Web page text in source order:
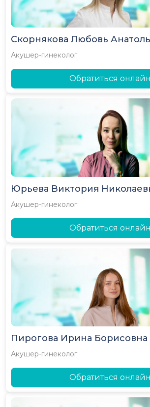
Скорнякова Любовь
Акушер-гинеколог
Обратиться онлайн
Юрьева Виктория
Акушер-гинеколог
Обратиться онлайн
Пирогова Ирина Борисовна
Акушер-гинеколог
Обратиться онлайн